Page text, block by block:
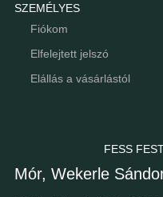
SZEMÉLYES
Fiókom
Elfelejtett jelszó
Elállás a vásárlástól
FESS
Mór, Wekerle